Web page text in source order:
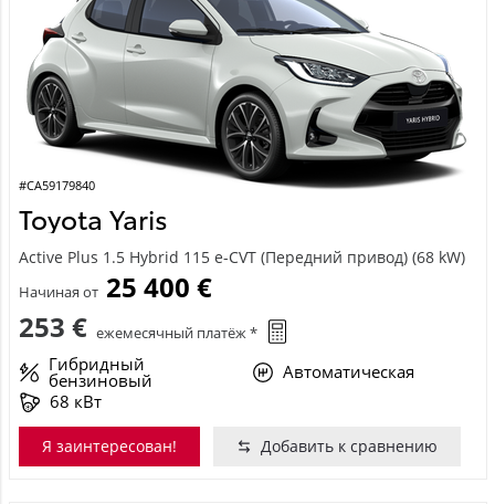
#CA59179840
Toyota Yaris
Active Plus 1.5 Hybrid 115 e-CVT (Передний привод) (68 kW)
Начиная от 25 400 €
253 € ежемесячный платёж *
Гибридный
бензиновый
Автоматическая
68 кВт
Я заинтересован! Добавить к сравнению